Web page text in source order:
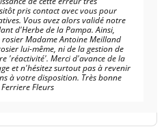
pris contact avec vous pour
Vous avez alors validé notre
d'Herbe de la Pampa. Ainsi,
Madame Antoine Meilland
lui-même, ni de la gestion de
'réactivité'. Merci d'avance de la
et n'hésitez surtout pas à revenir
à votre disposition. Très bonne
Fleurs